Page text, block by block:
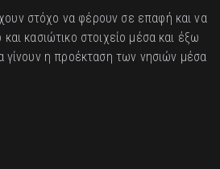
στόχο να φέρουν σε επαφή και να
κασιώτικο στοιχείο μέσα και έξω
γίνουν η προέκταση των νησιών μέσα